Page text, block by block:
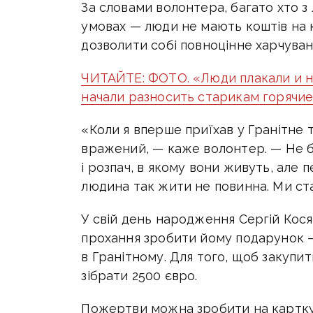
За словами волонтера, багато хто
умовах — люди не мають коштів на
дозволити собі повноцінне
ЧИТАЙТЕ: ФОТО. «Люди плакали и
начали разносить старикам
«Коли я вперше приїхав у Гранітне
вражений, — каже волонтер. — Не
і розпач, в якому вони живуть, але
людина так жити не повинна. Ми
У свій день народження Сергій
прохання зробити йому подарунок
в Гранітному. Для того, щоб
зібрати 2500 євро.
Пожертви можна зробити на